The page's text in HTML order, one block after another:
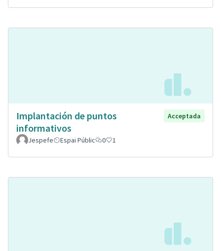
Implantación de puntos
informativos
Acceptada
Jespefe Espai Públic 0 1